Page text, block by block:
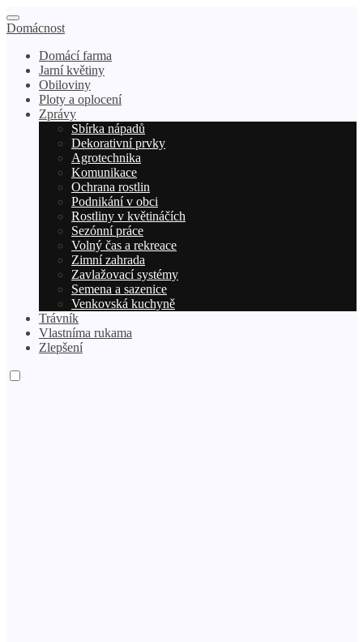
Domácnost
Domácí farma
Jarní květiny
Obiloviny
Ploty a oplocení
Zprávy
Sbírka nápadů
Dekorativní prvky
Agrotechnika
Komunikace
Ochrana rostlin
Podnikání v obci
Rostliny v květináčích
Sezónní práce
Volný čas a rekreace
Zimní zahrada
Zavlažovací systémy
Semena a sazenice
Venkovská kuchyně
Trávník
Vlastníma rukama
Zlepšení